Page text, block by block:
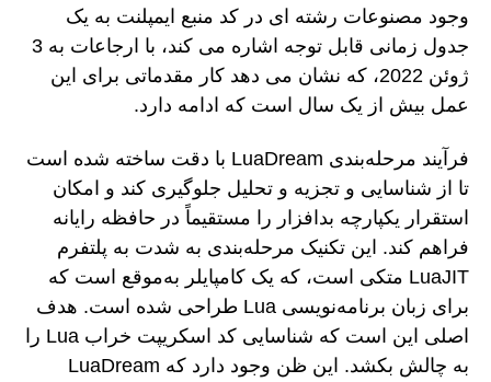
وجود مصنوعات رشته ای در کد منبع ایمپلنت به یک
جدول زمانی قابل توجه اشاره می کند، با ارجاعات به 3
ژوئن 2022، که نشان می دهد کار مقدماتی برای این
عمل بیش از یک سال است که ادامه دارد.
فرآیند مرحله‌بندی LuaDream با دقت ساخته شده است
تا از شناسایی و تجزیه و تحلیل جلوگیری کند و امکان
استقرار یکپارچه بدافزار را مستقیماً در حافظه رایانه
فراهم کند. این تکنیک مرحله‌بندی به شدت به پلتفرم
LuaJIT متکی است، که یک کامپایلر به‌موقع است که
برای زبان برنامه‌نویسی Lua طراحی شده است. هدف
اصلی این است که شناسایی کد اسکریپت خراب Lua را
به چالش بکشد. این ظن وجود دارد که LuaDream